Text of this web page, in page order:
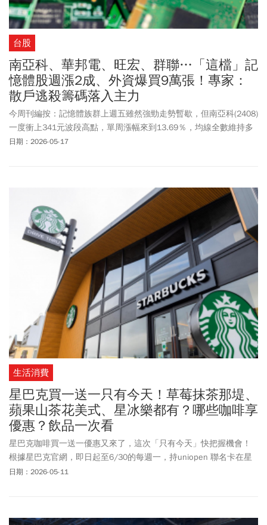
台股
南亞科、華邦電、旺宏、群聯…「這檔」記
憶體股週漲2成、外資爆買9萬張！專家：
散戶逃殺籌碼落入主力
今周刊編按：記憶體族群上週五雖然強勁走勢暫歇，但南亞科(2408)
一度衝上341元波段高點，單周漲幅來到13.69％，均線全數維持多
頭排列；華邦電(2344)周五最高觸及136.5元歷史高價後下殺收黑，
6.21％。南亞科將在5/21舉行股東會，先前公司指出看好DRAM供應
相對吃緊態勢將延續至2027年，且資本支出預算大幅提升至520億
元。觀察華邦電籌碼面，外資連5買89,204、南亞科轉買為賣23,727
張、旺宏連2賣2,319張，而群聯連2買後轉賣2,409張。本週記憶體
族群是否休息後再上攻？從技術線來看，部分指標股短期KD一度逼
近90過熱區，雖然周五集體拉回，但交易所籌碼顯示，千張大戶在
拉回過程中依舊站在買方，籌碼正從恐慌的短線散戶流向長期主
日期：2026-05-17
生活消費
星巴克買一送一只有今天！草莓抹茶那堤、
蘋果山茶花美式、星冰樂都有？哪些咖啡享
優惠？飲品一次看
星巴克咖啡買一送一優惠又來了，這次「只有今天」快把握機會！
根據星巴克官網，即日起至6/30的每週一，持uniopen 聯名卡在星
巴克門市營業期間，購買兩杯大杯(含)以上容量/冰熱/口味皆一致的
日期：2026-05-11